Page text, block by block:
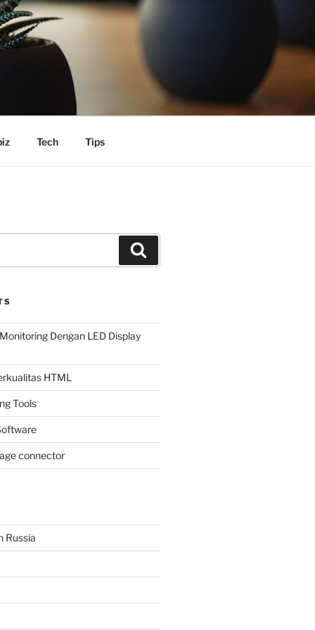
Tech Tips
Dengan LED Display
HTML
Tools
connector
Russia